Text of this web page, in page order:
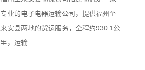
专业的电子电器运输公司，提供福州至
来安县两地的货运服务，全程约930.1公
里，运输